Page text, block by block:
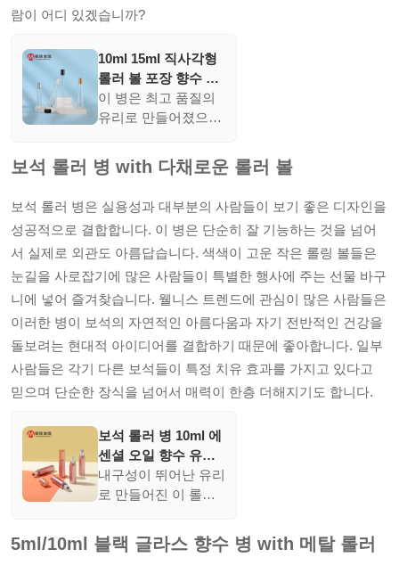
람이 어디 있겠습니까?
10ml 15ml 직사각형
롤러 볼 포장 향수 기
름 용기 병에 유리 롤
이 병은 최고 품질의
유리로 만들어졌으며,
같은 다양한 인쇄 옵
션을 제공합니다. 여
가능하며, 롤러와 펌
프 스프레이어와 같은
액세서리를 포함하고
있습니다.
보석 롤러 병 with 다채로운 롤러 볼
보석 롤러 병은 실용성과 대부분의 사람들이 보기 좋은 디자인을
성공적으로 결합합니다. 이 병은 단순히 잘 기능하는 것을 넘어
서 실제로 외관도 아름답습니다. 색색이 고운 작은 롤링 볼들은
눈길을 사로잡기에 많은 사람들이 특별한 행사에 주는 선물 바구
니에 넣어 즐겨찾습니다. 웰니스 트렌드에 관심이 많은 사람들은
이러한 병이 보석의 자연적인 아름다움과 자기 전반적인 건강을
돌보려는 현대적 아이디어를 결합하기 때문에 좋아합니다. 일부
사람들은 각기 다른 보석들이 특정 치유 효과를 가지고 있다고
믿으며 단순한 장식을 넘어서 매력이 한층 더해지기도 합니다.
보석 롤러 병 10ml 에
센셜 오일 향수 유리
롤 롤 롤 롤 롤 롤 볼
내구성이 뛰어난 유리
로 만들어진 이 롤러
롤러 볼을 특징으로
하며 에센셜 오일에
5ml/10ml 블랙 글라스 향수 병 with 메탈 롤러